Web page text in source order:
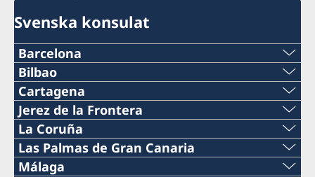
Svenska konsulat
Barcelona
Telefon
+34 934 883 505
Telefon
+34 934 882 501
Bilbao
Telefon
+34 944 987 191
E-post
Cartagena
Telefon
0034 968 527 629
E-post
Jerez de la Frontera
Telefon
+34 956 357 000
La Coruña
Telefon
Las Palmas de Gran Canaria
Telefon
Málaga